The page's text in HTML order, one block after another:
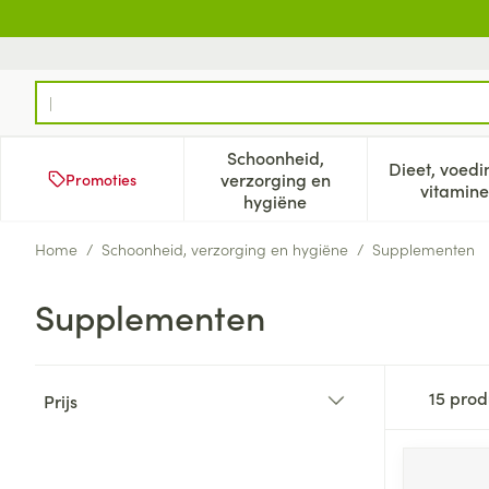
Product, merk, categorie...
Promoties
Schoonheid,
verzorging en
hygiëne
Toon submenu voor
Dieet,
Home / Schoonheid, verzorging en hygiëne / Supplementen
Supplementen
Prijs
15